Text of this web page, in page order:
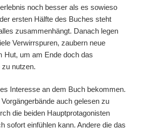
noch besser als es sowieso
ersten Hälfte des Buches steht
zusammenhängt. Danach legen
Verwirrspuren, zaubern neue
Hut, um am Ende doch das
nutzen.
Interesse an dem Buch bekommen.
auch gelesen zu
die beiden Hauptprotagonisten
sofort einfühlen kann. Andere die das